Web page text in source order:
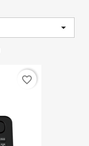

favorite_border